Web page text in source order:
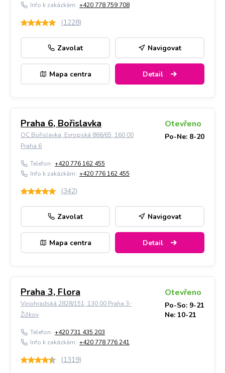
Info k zakázkám: +420 778 759 708
(1228)
Zavolat Navigovat
Mapa centra Detail
Praha 6, Bořislavka
OC Bořislavka, Evropská 866/65, 160 00
Praha 6
Otevřeno
Po-Ne: 8-20
Telefon: +420 776 162 455
Info k zakázkám: +420 776 162 455
(342)
Zavolat Navigovat
Mapa centra Detail
Praha 3, Flora
Vinohradská 2828/151, 130 00 Praha 3-
Žižkov
Otevřeno
Po-So: 9-21
Ne: 10-21
Telefon: +420 731 435 203
Info k zakázkám: +420 778 776 241
(1319)